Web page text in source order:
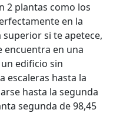
2 plantas como los
en la
si te apetece,
encuentra en una
edificio sin
escaleras hasta la
hasta la segunda
segunda de 98,45